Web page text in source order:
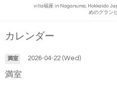
villa福座 in Naganuma, Hokkaido
めのグラン
カレンダー
満室 2026-04-22 (Wed)
満室